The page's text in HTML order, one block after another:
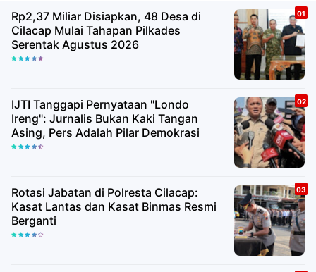
Rp2,37 Miliar Disiapkan, 48 Desa di
Cilacap Mulai Tahapan Pilkades
Serentak Agustus 2026
IJTI Tanggapi Pernyataan "Londo
Ireng": Jurnalis Bukan Kaki Tangan
Asing, Pers Adalah Pilar Demokrasi
Rotasi Jabatan di Polresta Cilacap:
Kasat Lantas dan Kasat Binmas Resmi
Berganti